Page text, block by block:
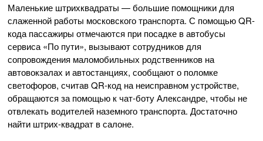
Маленькие штрихквадраты — большие помощники для
слаженной работы московского транспорта. С помощью QR-
кода пассажиры отмечаются при посадке в автобусы
сервиса «По пути», вызывают сотрудников для
сопровождения маломобильных родственников на
автовокзалах и автостанциях, сообщают о поломке
светофоров, считав QR-код на неисправном устройстве,
обращаются за помощью к чат-боту Александре, чтобы не
отвлекать водителей наземного транспорта. Достаточно
найти штрих-квадрат в салоне.